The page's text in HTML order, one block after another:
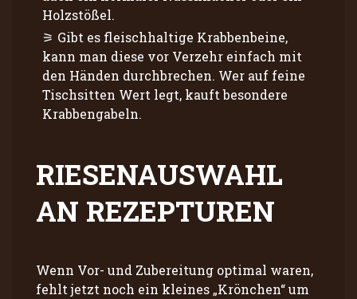
Holzstößel.
Gibt es fleischhaltige Krabbenbeine,
kann man diese vor Verzehr einfach mit
den Händen durchbrechen. Wer auf feine
Tischsitten Wert legt, kauft besondere
Krabbengabeln.
RIESENAUSWAHL
AN REZEPTUREN
Wenn Vor- und Zubereitung optimal waren,
fehlt jetzt noch ein kleines „Krönchen“ um